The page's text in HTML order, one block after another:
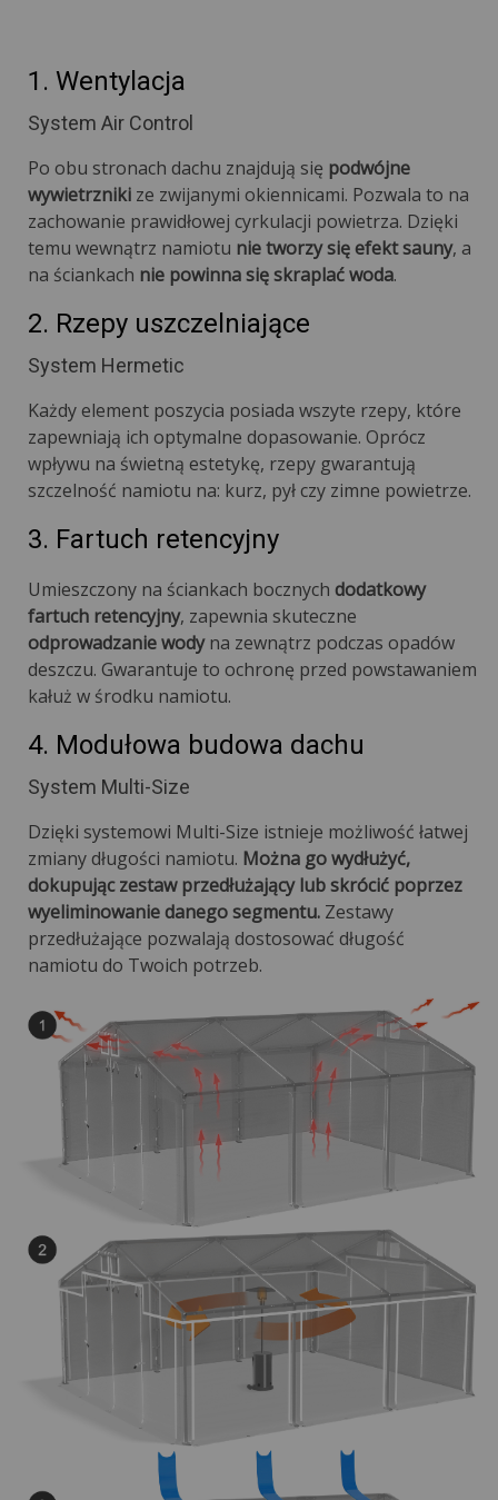
1. Wentylacja
System Air Control
Po obu stronach dachu znajdują się podwójne
wywietrzniki ze zwijanymi okiennicami. Pozwala to na
zachowanie prawidłowej cyrkulacji powietrza. Dzięki
temu wewnątrz namiotu nie tworzy się efekt sauny, a
na ściankach nie powinna się skraplać woda.
2. Rzepy uszczelniające
System Hermetic
Każdy element poszycia posiada wszyte rzepy, które
zapewniają ich optymalne dopasowanie. Oprócz
wpływu na świetną estetykę, rzepy gwarantują
szczelność namiotu na: kurz, pył czy zimne powietrze.
3. Fartuch retencyjny
Umieszczony na ściankach bocznych dodatkowy
fartuch retencyjny, zapewnia skuteczne
odprowadzanie wodyna zewnątrz podczas opadów
deszczu. Gwarantuje to ochronę przed powstawaniem
kałuż w środku namiotu.
4. Modułowa budowa dachu
System Multi-Size
Dzięki systemowi Multi-Size istnieje możliwość łatwej
zmiany długości namiotu. Można go wydłużyć,
dokupując zestaw przedłużający lub skrócić poprzez
wyeliminowanie danego segmentu. Zestawy
przedłużające pozwalają dostosować długość
namiotu do Twoich potrzeb.